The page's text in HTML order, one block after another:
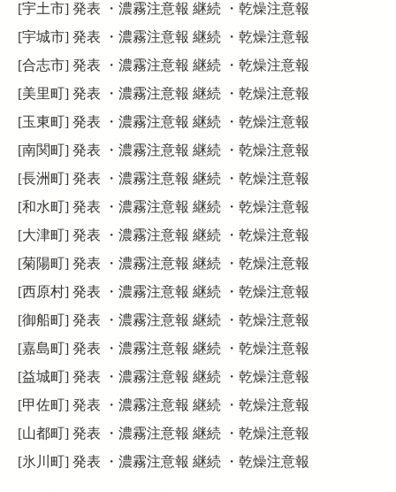
[宇土市] 発表 ・濃霧注意報 継続 ・乾燥注意報
[宇城市] 発表 ・濃霧注意報 継続 ・乾燥注意報
[合志市] 発表 ・濃霧注意報 継続 ・乾燥注意報
[美里町] 発表 ・濃霧注意報 継続 ・乾燥注意報
[玉東町] 発表 ・濃霧注意報 継続 ・乾燥注意報
[南関町] 発表 ・濃霧注意報 継続 ・乾燥注意報
[長洲町] 発表 ・濃霧注意報 継続 ・乾燥注意報
[和水町] 発表 ・濃霧注意報 継続 ・乾燥注意報
[大津町] 発表 ・濃霧注意報 継続 ・乾燥注意報
[菊陽町] 発表 ・濃霧注意報 継続 ・乾燥注意報
[西原村] 発表 ・濃霧注意報 継続 ・乾燥注意報
[御船町] 発表 ・濃霧注意報 継続 ・乾燥注意報
[嘉島町] 発表 ・濃霧注意報 継続 ・乾燥注意報
[益城町] 発表 ・濃霧注意報 継続 ・乾燥注意報
[甲佐町] 発表 ・濃霧注意報 継続 ・乾燥注意報
[山都町] 発表 ・濃霧注意報 継続 ・乾燥注意報
[氷川町] 発表 ・濃霧注意報 継続 ・乾燥注意報